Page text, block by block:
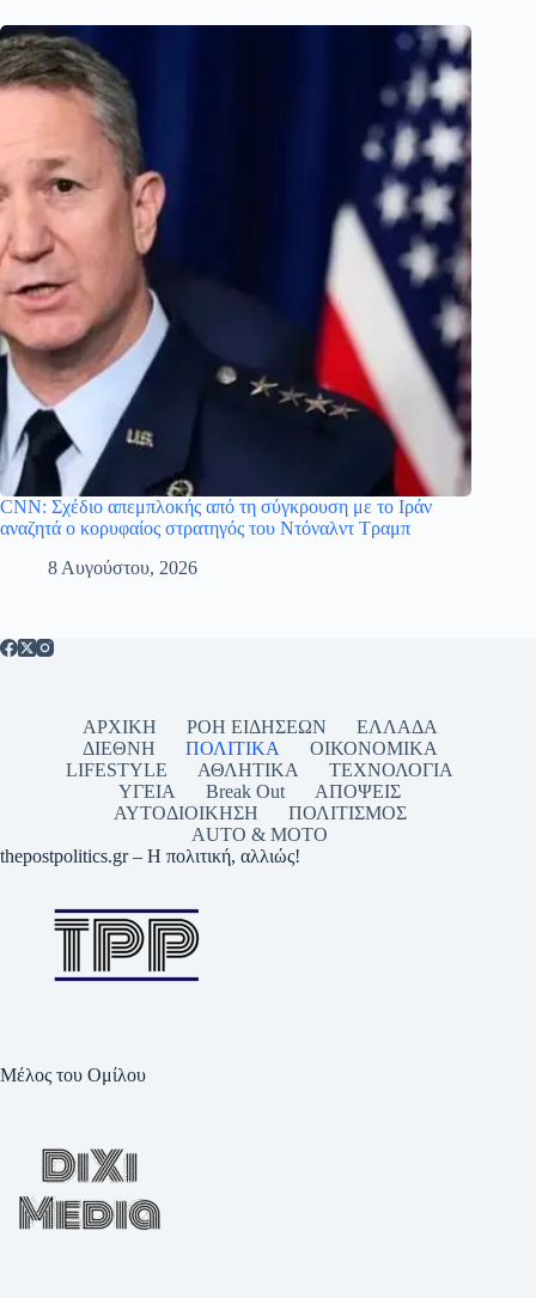
CNN: Σχέδιο απεμπλοκής από τη σύγκρουση με το Ιράν
αναζητά ο κορυφαίος στρατηγός του Ντόναλντ Τραμπ
8 Αυγούστου, 2026
ΑΡΧΙΚΗ ΡΟΗ ΕΙΔΗΣΕΩΝ
ΕΛΛΑΔΑ
ΔΙΕΘΝΗ
ΠΟΛΙΤΙΚΑ
ΟΙΚΟΝΟΜΙΚΑ
LIFESTYLE
ΑΘΛΗΤΙΚΑ
ΤΕΧΝΟΛΟΓΙΑ
ΥΓΕΙΑ
Break Out
ΑΠΟΨΕΙΣ
ΑΥΤΟΔΙΟΙΚΗΣΗ
ΠΟΛΙΤΙΣΜΟΣ
AUTO & MOTO
thepostpolitics.gr – Η πολιτική, αλλιώς!
Μέλος του Ομίλου